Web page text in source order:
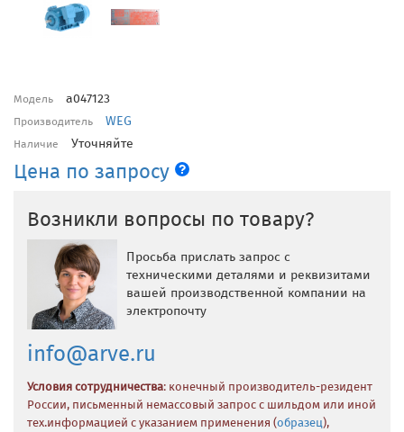
Модель a047123
Производитель WEG
Наличие Уточняйте
Цена по запросу
Возникли вопросы по товару?
Просьба прислать запрос с
техническими деталями и реквизитами
вашей производственной компании на
электропочту
info@arve.ru
Условия сотрудничества: конечный производитель-резидент
России, письменный немассовый запрос с шильдом или иной
тех.информацией с указанием применения (образец),